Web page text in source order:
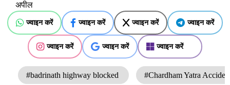
अपील
ज्वाइन करें ज्वाइन करें ज्वाइन करें ज्वाइन करें
ज्वाइन करें ज्वाइन करें ज्वाइन करें
#badrinath highway blocked #Chardham Yatra